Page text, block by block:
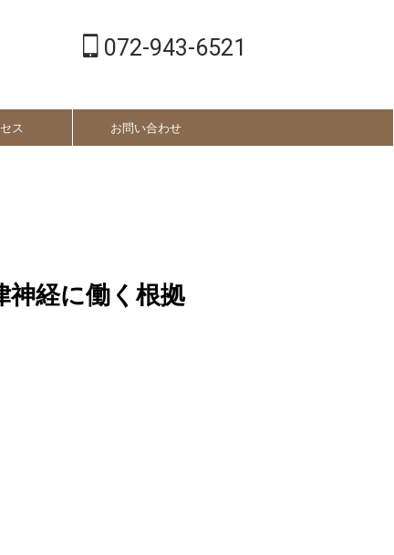
072-943-6521
ス お問い合わせ
神経に働く根拠